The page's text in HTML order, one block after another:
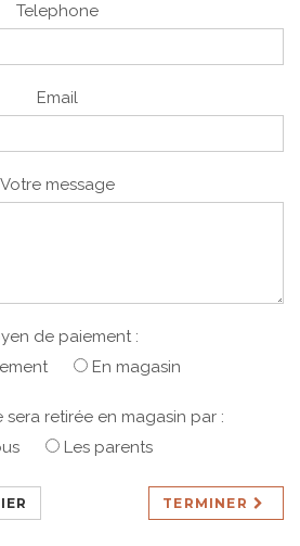
Telephone
Email
Votre message
de paiement :
En magasin
retirée en magasin par :
Les parents
TERMINER